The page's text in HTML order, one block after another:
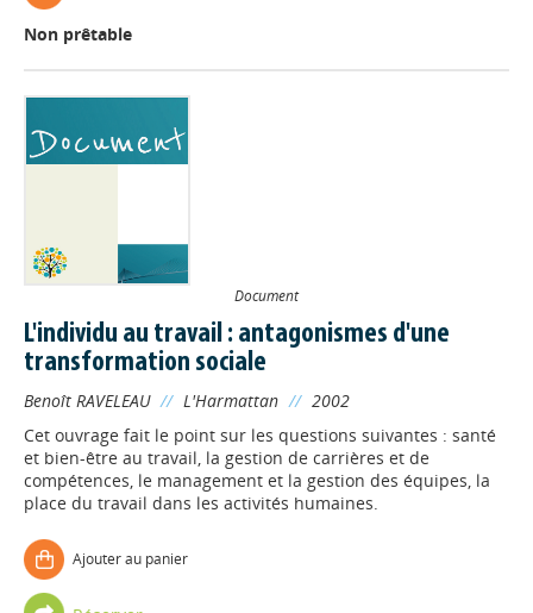
Non prêtable
Document
L'individu au travail : antagonismes d'une
transformation sociale
Benoît RAVELEAU // L'Harmattan // 2002
Cet ouvrage fait le point sur les questions suivantes : santé
et bien-être au travail, la gestion de carrières et de
compétences, le management et la gestion des équipes, la
place du travail dans les activités humaines.
Ajouter au panier
Appels à projets
Déposer une actu !
Accéder à son compte - (Se
déconnecter)
Base documentaire